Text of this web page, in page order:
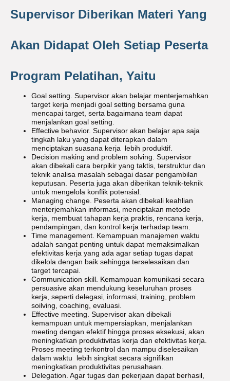
Supervisor Diberikan Materi Yang
Akan Didapat Oleh Setiap Peserta
Program Pelatihan, Yaitu
Goal setting. Supervisor akan belajar menterjemahkan
target kerja menjadi goal setting bersama guna
mencapai target, serta bagaimana team dapat
menjalankan goal setting.
Effective behavior. Supervisor akan belajar apa saja
tingkah laku yang dapat diterapkan dalam
menciptakan suasana kerja lebih produktif.
Decision making and problem solving. Supervisor
akan dibekali cara berpikir yang taktis, terstruktur dan
teknik analisa masalah sebagai dasar pengambilan
keputusan. Peserta juga akan diberikan teknik-teknik
untuk mengelola konflik potensial.
Managing change. Peserta akan dibekali keahlian
menterjemahkan informasi, menciptakan metode
kerja, membuat tahapan kerja praktis, rencana kerja,
pendampingan, dan kontrol kerja terhadap team.
Time management. Kemampuan manajemen waktu
adalah sangat penting untuk dapat memaksimalkan
efektivitas kerja yang ada agar setiap tugas dapat
dikelola dengan baik sehingga terselesaikan dan
target tercapai.
Communication skill. Kemampuan komunikasi secara
persuasive akan mendukung keseluruhan proses
kerja, seperti delegasi, informasi, training, problem
soilving, coaching, evaluasi.
Effective meeting. Supervisor akan dibekali
kemampuan untuk mempersiapkan, menjalankan
meeting dengan efektif hingga proses eksekusi, akan
meningkatkan produktivitas kerja dan efektivitas kerja.
Proses meeting terkontrol dan mampu diselesaikan
dalam waktu lebih singkat secara signifikan
meningkatkan produktivitas perusahaan.
Delegation. Agar tugas dan pekerjaan dapat berhasil,